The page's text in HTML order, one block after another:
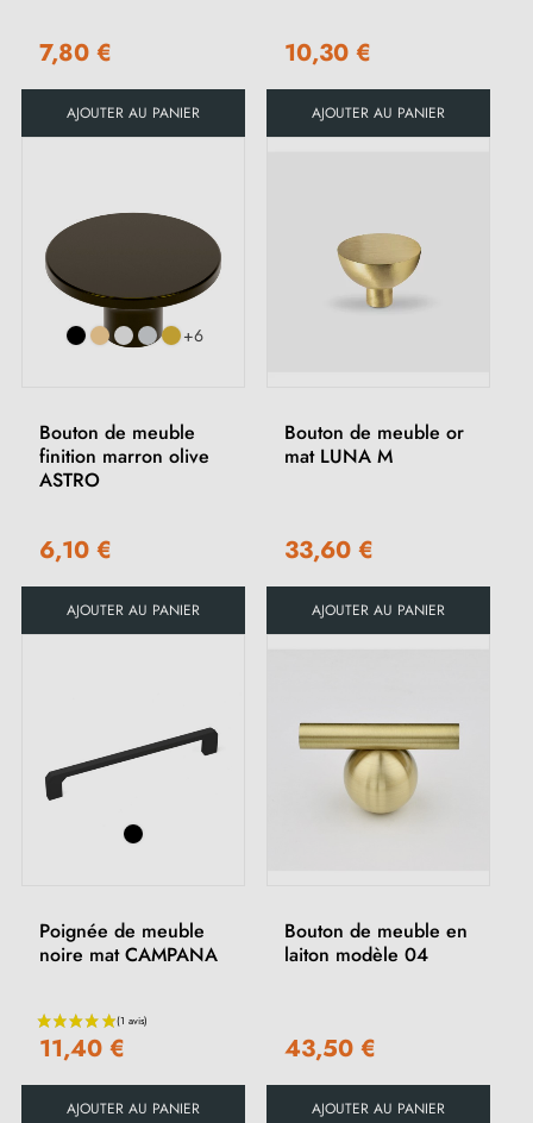
7,80 €
AJOUTER AU PANIER
10,30 €
AJOUTER AU PANIER
+6
Bouton de meuble
finition marron olive
ASTRO
6,10 €
AJOUTER AU PANIER
Bouton de meuble or
mat LUNA M
33,60 €
AJOUTER AU PANIER
Poignée de meuble
noire mat CAMPANA
11,40 €
AJOUTER AU PANIER
Bouton de meuble en
laiton modèle 04
43,50 €
AJOUTER AU PANIER